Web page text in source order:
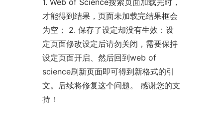
1. Web of Science搜索页面加载完时，
才能得到结果，页面未加载完结果框会
为空； 2. 保存了设定却没有生效：设
定页面修改设定后请勿关闭，需要保持
设定页面开启、然后回到web of
science刷新页面即可得到新格式的引
文。后续将修复这个问题。 感谢您的支
持！